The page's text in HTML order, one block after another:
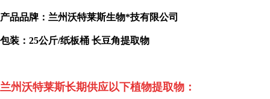
产品品牌：兰州沃特莱斯生物*技有限公司
包装： 25公斤/纸板桶 长豆角提取物
兰州沃特莱斯长期供应以下植物提取物：